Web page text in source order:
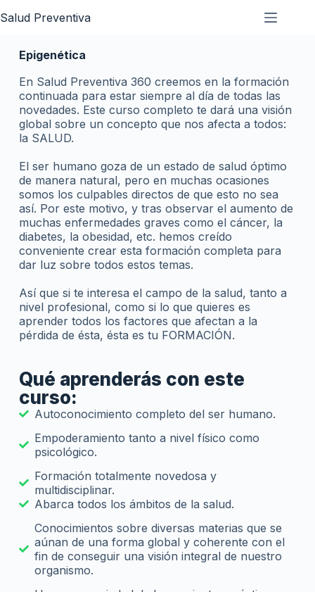
Salud Preventiva
Epigenética
En Salud Preventiva 360 creemos en la formación
continuada para estar siempre al día de todas las
novedades. Este curso completo te dará una visión
global sobre un concepto que nos afecta a todos:
la SALUD.
El ser humano goza de un estado de salud óptimo
de manera natural, pero en muchas ocasiones
somos los culpables directos de que esto no sea
así. Por este motivo, y tras observar el aumento de
muchas enfermedades graves como el cáncer, la
diabetes, la obesidad, etc. hemos creído
conveniente crear esta formación completa para
dar luz sobre todos estos temas.
Así que si te interesa el campo de la salud, tanto a
nivel profesional, como si lo que quieres es
aprender todos los factores que afectan a la
pérdida de ésta, ésta es tu FORMACIÓN.
Qué aprenderás con este
curso:
Autoconocimiento completo del ser humano.
Empoderamiento tanto a nivel físico como
psicológico.
Formación totalmente novedosa y
multidisciplinar.
Abarca todos los ámbitos de la salud.
Conocimientos sobre diversas materias que se
aúnan de una forma global y coherente con el
fin de conseguir una visión integral de nuestro
organismo.